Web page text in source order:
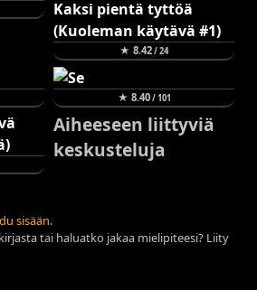
★ 8.42/ 24
★ 8.40/ 101
Aiheeseen liittyviä
keskusteluja
sisään.
tai haluatko jakaa mielipiteesi? Liity